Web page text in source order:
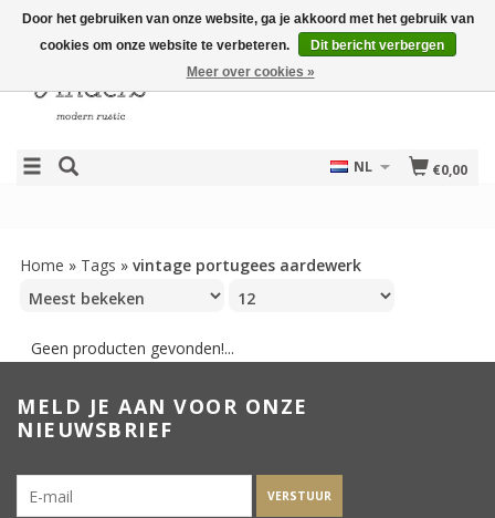
€0,00
NL
Home » Tags » vintage portugees aardewerk
Geen producten gevonden!...
MELD JE AAN VOOR ONZE
NIEUWSBRIEF
VERSTUUR
Door het gebruiken van onze website, ga je akkoord met het gebruik van
cookies om onze website te verbeteren.
Dit bericht verbergen
Meer over cookies »